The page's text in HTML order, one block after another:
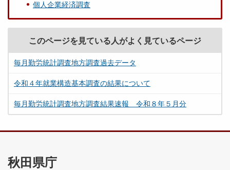
個人企業経済調査
このページを見ている人がよく見ているページ
毎月勤労統計調査地方調査過去データ
令和４年就業構造基本調査の結果について
毎月勤労統計調査地方調査結果速報 令和８年５月分
秋田県庁